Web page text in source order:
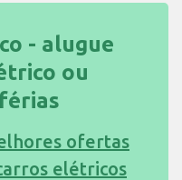
- alugue
ou
ofertas
elétricos